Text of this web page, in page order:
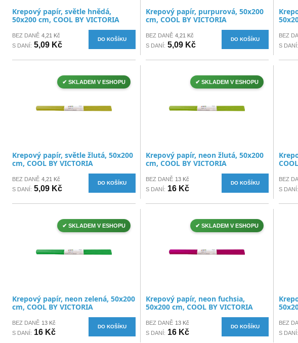
Krepový papír, světle hnědá,
50x200 cm, COOL BY VICTORIA
BEZ DANĚ 4,21 Kč
S DANÍ: 5,09 Kč
DO KOŠÍKU
Krepový papír, purpurová, 50x200
cm, COOL BY VICTORIA
BEZ DANĚ 4,21 Kč
S DANÍ: 5,09 Kč
DO KOŠÍKU
BEZ
S DANÍ:
✔ SKLADEM V ESHOPU
Krepový papír, světle žlutá, 50x200
cm, COOL BY VICTORIA
BEZ DANĚ 4,21 Kč
S DANÍ: 5,09 Kč
DO KOŠÍKU
✔ SKLADEM V ESHOPU
Krepový papír, neon žlutá, 50x200
cm, COOL BY VICTORIA
BEZ DANĚ 13 Kč
S DANÍ: 16 Kč
DO KOŠÍKU
BEZ
S DANÍ:
✔ SKLADEM V ESHOPU
Krepový papír, neon zelená, 50x200
cm, COOL BY VICTORIA
BEZ DANĚ 13 Kč
S DANÍ: 16 Kč
DO KOŠÍKU
✔ SKLADEM V ESHOPU
Krepový papír, neon fuchsia,
50x200 cm, COOL BY VICTORIA
BEZ DANĚ 13 Kč
S DANÍ: 16 Kč
DO KOŠÍKU
BEZ
S DANÍ: